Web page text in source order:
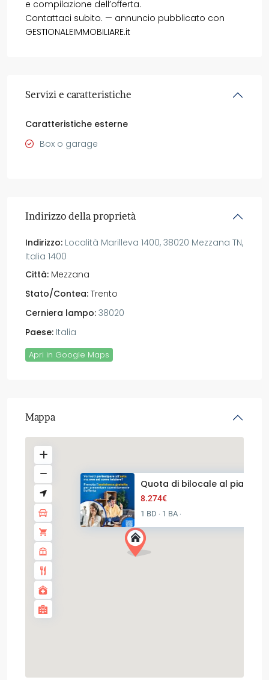
e compilazione dell’offerta.
Contattaci subito. — annuncio pubblicato con
GESTIONALEIMMOBILIARE.it
Servizi e caratteristiche
Caratteristiche esterne
Box o garage
Indirizzo della proprietà
Indirizzo: Località Marilleva 1400, 38020 Mezzana TN,
Italia 1400
Città: Mezzana
Stato/Contea: Trento
Cerniera lampo: 38020
Paese: Italia
Apri in Google Maps
Mappa
Quota di bilocale al piano 2°
8.274€
1 BD · 1 BA ·